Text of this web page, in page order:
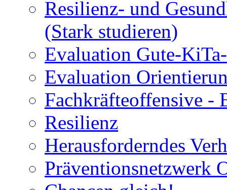
Resilienz- und
(Stark studieren)
Evaluation Gute-
Evaluation
Fachkräfteoffensive -
Resilienz
Herausforderndes
Präventionsnetzwerk